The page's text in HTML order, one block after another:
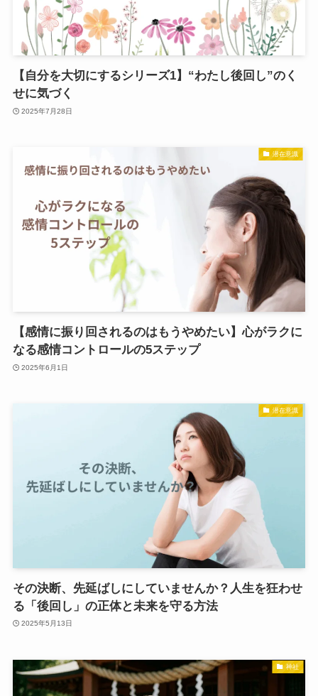
【自分を大切にするシリーズ1】“わたし後回し”のく
せに気づく
2025年7月28日
潜在意識
【感情に振り回されるのはもうやめたい】心がラクに
なる感情コントロールの5ステップ
2025年6月1日
潜在意識
その決断、先延ばしにしていませんか？人生を狂わせ
る「後回し」の正体と未来を守る方法
2025年5月13日
神社